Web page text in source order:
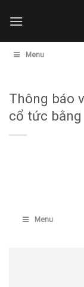
Menu
Menu
Thông báo
cổ tức